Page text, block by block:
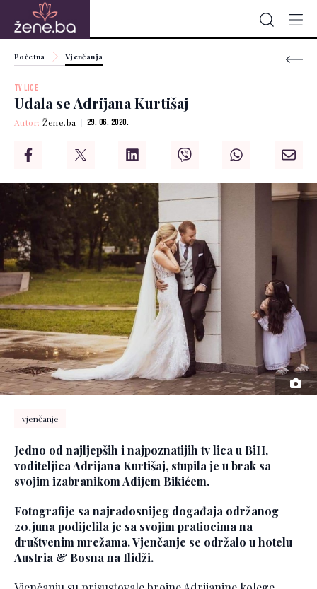
Početna Vjenčanja
TV LICE
Udala se Adrijana Kurtišaj
Autor:Žene.ba 29. 06. 2020.
vjenčanje
Jedno od najljepših i najpoznatijih tv lica u BiH,
voditeljica Adrijana Kurtišaj, stupila je u brak sa
svojim izabranikom Adijem Bikićem.
Fotografije sa najradosnijeg događaja održanog
20.juna podijelila je sa svojim pratiocima na
društvenim mrežama. Vjenčanje se održalo u hotelu
Austria & Bosna na Ilidži.